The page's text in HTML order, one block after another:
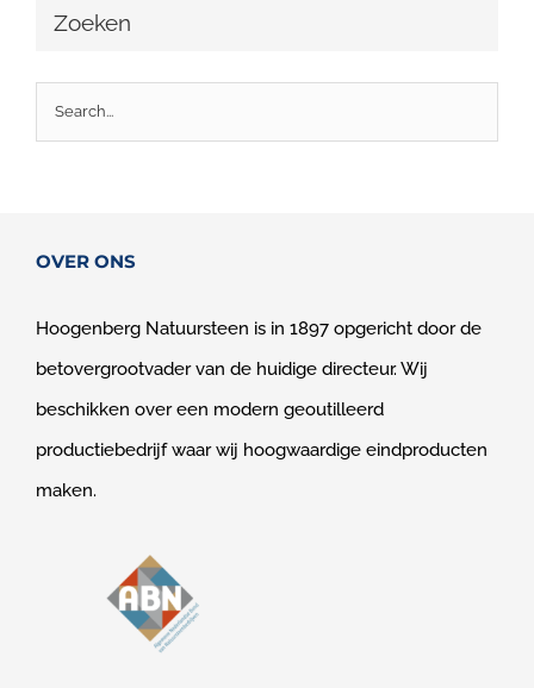
Zoeken
OVER ONS
Hoogenberg Natuursteen is in 1897 opgericht door de
betovergrootvader van de huidige directeur. Wij
beschikken over een modern geoutilleerd
productiebedrijf waar wij hoogwaardige eindproducten
maken.